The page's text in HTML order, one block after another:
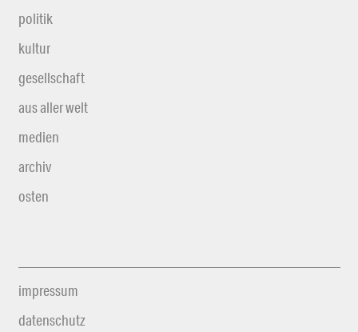
politik
kultur
gesellschaft
aus aller welt
medien
archiv
osten
impressum
datenschutz